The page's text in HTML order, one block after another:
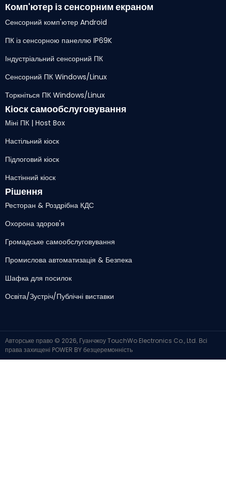
Комп'ютер із сенсорним екраном
Сенсорний комп'ютер Android
ПК із сенсорною панеллю IP69K
Індустріальний сенсорний ПК
Сенсорний ПК Windows/Linux
Торкніться ПК Windows/Linux
Кіоск самообслуговування
Міні ПК | Host Box
Настільний кіоск
Підлоговий кіоск
Настінний кіоск
Рішення
Ресторан & Роздрібна КДС
Охорона здоров'я
Громадське самообслуговування
Промислова автоматизація & Безпека
Шафка для посилок
Освіта/Зустріч/Публічні виставки
Авторське право © 2026, Гуанчжоу TouchWo Electronics Co., Ltd. Всі
права захищені POWER BYбезцеремонність